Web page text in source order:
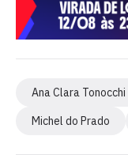
Ana Clara Tonocchi
Michel do Prado